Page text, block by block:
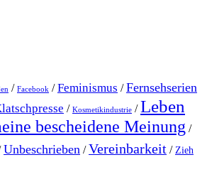
/ Facebook /Feminismus /Fernsehserien
/ Kosmetikindustrie /Leben
bescheidene Meinung /
Unbeschrieben /Vereinbarkeit / Zieh